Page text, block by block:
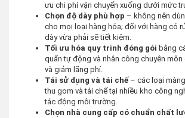
ưu chi phí vận chuyển xuống dưới mức
Chọn độ dày phù hợp – không nên
cho mọi loại hàng hóa; đối với hàng có
dày vừa phải sẽ tiết kiệm.
Tối ưu hóa quy trình đóng gói bằng
quấn tự động và nhân công chuyên
và giảm lãng phí.
Tái sử dụng và tái chế– các loại
thu gom và tái chế tại nhiều kho công
tác động môi trường.
Chọn nhà cung cấp có chuẩn chất